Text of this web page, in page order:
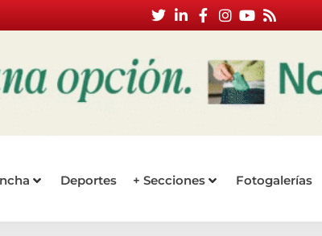
Deportes + Secciones Fotogalerías